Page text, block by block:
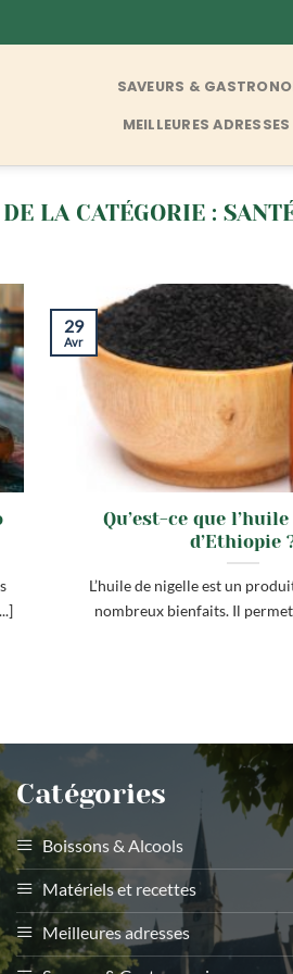
SAVEURS &
MEILLEURES ADRESSES
Qu’est-ce que
d’Ethiopie
L’huile de nigelle est un
nombreux bienfaits. Il
29
Avr
Catégories
Boissons & Alcools
Matériels et recettes
Meilleures adresses